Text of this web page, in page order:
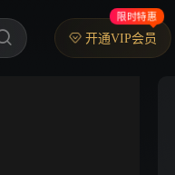
开通VIP会员
限时特惠